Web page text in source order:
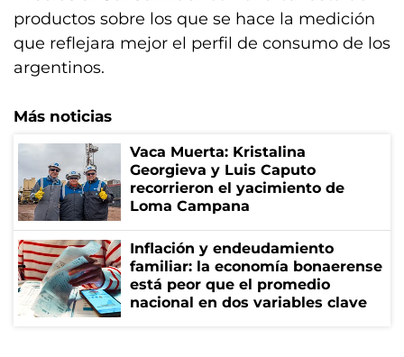
productos sobre los que se hace la medición
que reflejara mejor el perfil de consumo de los
argentinos.
Más noticias
Vaca Muerta: Kristalina
Georgieva y Luis Caputo
recorrieron el yacimiento de
Loma Campana
Inflación y endeudamiento
familiar: la economía bonaerense
está peor que el promedio
nacional en dos variables clave